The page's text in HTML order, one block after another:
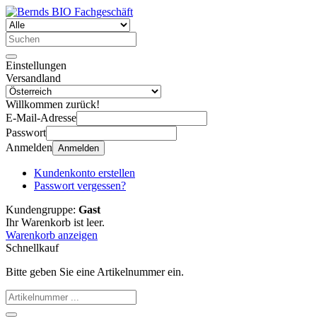
Einstellungen
Versandland
Willkommen zurück!
E-Mail-Adresse
Passwort
Anmelden Anmelden
Kundenkonto erstellen
Passwort vergessen?
Kundengruppe: Gast
Ihr Warenkorb ist leer.
Warenkorb anzeigen
Schnellkauf
Bitte geben Sie eine Artikelnummer ein.